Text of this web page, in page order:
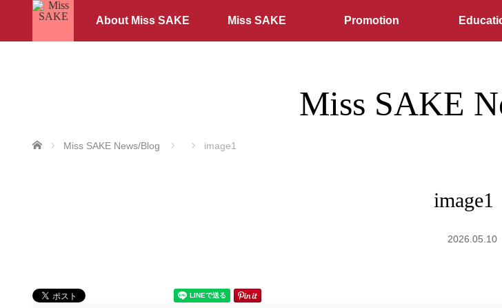
About Miss SAKE Miss SAKE Promotion
Miss SAKE
ホーム Miss SAKE News/Blog image1
image1
2026.05.10